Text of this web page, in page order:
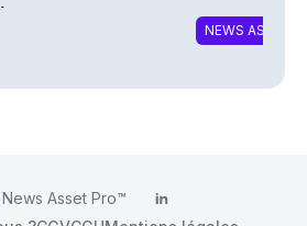
NEWS
News Asset Pro™ LinkedIn